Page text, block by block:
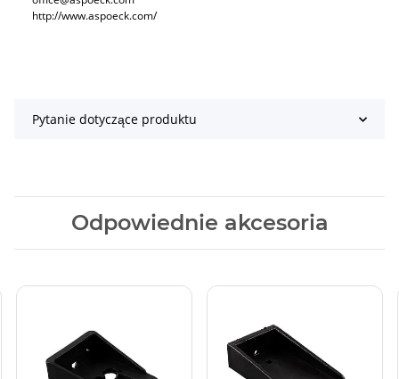
http://www.aspoeck.com/
Pytanie dotyczące produktu
Odpowiednie akcesoria